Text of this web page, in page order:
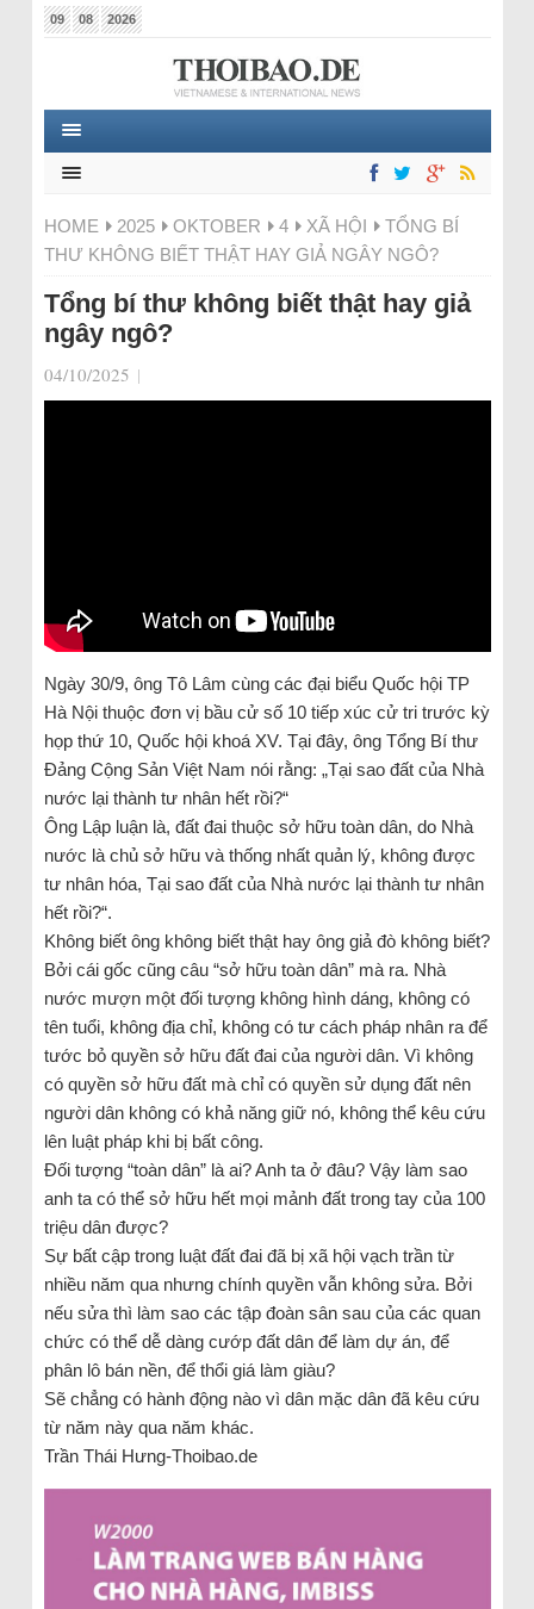
09 08 2026
HOME 2025 OKTOBER 4 XÃ HỘI
TỔNG BÍ
THƯ KHÔNG BIẾT THẬT HAY GIẢ NGÂY NGÔ?
Tổng bí thư không biết thật hay giả
ngây ngô?
04/10/2025 |
Ngày 30/9, ông Tô Lâm cùng các đại biểu Quốc hội TP
Hà Nội thuộc đơn vị bầu cử số 10 tiếp xúc cử tri trước kỳ
họp thứ 10, Quốc hội khoá XV. Tại đây, ông Tổng Bí thư
Đảng Cộng Sản Việt Nam nói rằng: „Tại sao đất của Nhà
nước lại thành tư nhân hết rồi?“
Ông Lập luận là, đất đai thuộc sở hữu toàn dân, do Nhà
nước là chủ sở hữu và thống nhất quản lý, không được
tư nhân hóa, Tại sao đất của Nhà nước lại thành tư nhân
hết rồi?“.
Không biết ông không biết thật hay ông giả đò không biết?
Bởi cái gốc cũng câu “sở hữu toàn dân” mà ra. Nhà
nước mượn một đối tượng không hình dáng, không có
tên tuổi, không địa chỉ, không có tư cách pháp nhân ra để
tước bỏ quyền sở hữu đất đai của người dân. Vì không
có quyền sở hữu đất mà chỉ có quyền sử dụng đất nên
người dân không có khả năng giữ nó, không thể kêu cứu
lên luật pháp khi bị bất công.
Đối tượng “toàn dân” là ai? Anh ta ở đâu? Vậy làm sao
anh ta có thể sở hữu hết mọi mảnh đất trong tay của 100
triệu dân được?
Sự bất cập trong luật đất đai đã bị xã hội vạch trần từ
nhiều năm qua nhưng chính quyền vẫn không sửa. Bởi
nếu sửa thì làm sao các tập đoàn sân sau của các quan
chức có thể dễ dàng cướp đất dân để làm dự án, để
phân lô bán nền, để thổi giá làm giàu?
Sẽ chẳng có hành động nào vì dân mặc dân đã kêu cứu
từ năm này qua năm khác.
Trần Thái Hưng-Thoibao.de